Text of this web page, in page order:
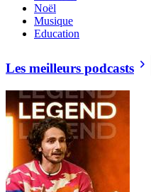
Noël
Musique
Education
Les meilleurs podcasts